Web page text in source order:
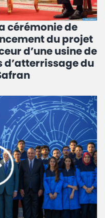
cérémonie de
du projet
d’une usine de
du